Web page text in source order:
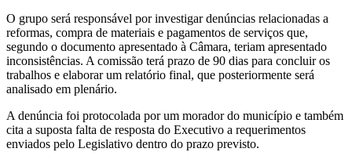
O grupo será responsável por investigar denúncias relacionadas a
reformas, compra de materiais e pagamentos de serviços que,
segundo o documento apresentado à Câmara, teriam apresentado
inconsistências. A comissão terá prazo de 90 dias para concluir os
trabalhos e elaborar um relatório final, que posteriormente será
analisado em plenário.
A denúncia foi protocolada por um morador do município e também
cita a suposta falta de resposta do Executivo a requerimentos
enviados pelo Legislativo dentro do prazo previsto.